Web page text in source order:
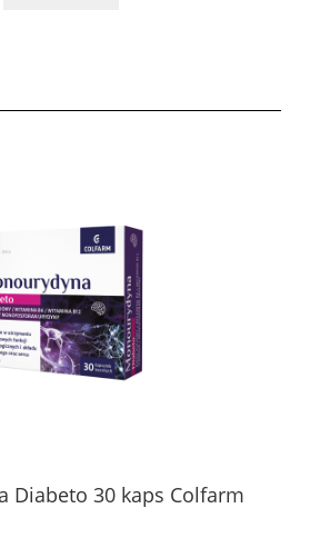
Diabeto 30 kaps Colfarm